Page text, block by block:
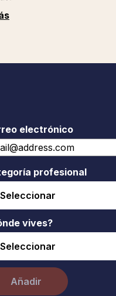
electrónico
profesional
vives?
Añadir